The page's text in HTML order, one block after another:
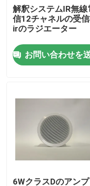
工場旅行
品質管理
ニュース
場合
PAシステム アンプ
解釈システムIR無線
信12チャネルの受
irのラジエーター
お問い合わせを
6WクラスDのアンプ